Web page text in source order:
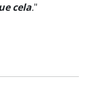
cela."